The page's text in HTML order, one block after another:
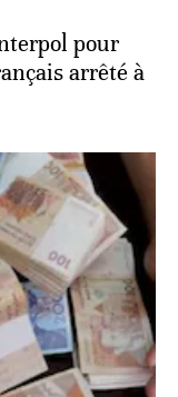
pour
arrêté à